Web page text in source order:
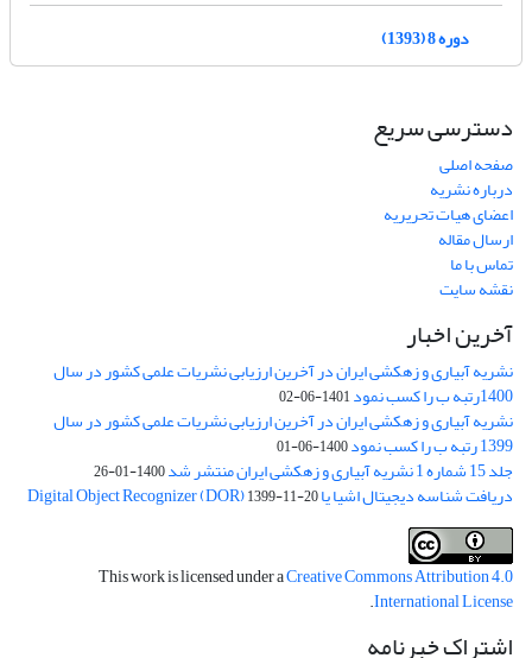
دوره 8 (1393)
دسترسی سریع
صفحه اصلی
درباره نشریه
اعضای هیات تحریریه
ارسال مقاله
تماس با ما
نقشه سایت
آخرین اخبار
نشریه آبیاری و زهکشی ایران در آخرین ارزیابی نشریات علمی کشور در سال
1400رتبه ب را کسب نمود 1401-06-02
نشریه آبیاری و زهکشی ایران در آخرین ارزیابی نشریات علمی کشور در سال
1399 رتبه ب را کسب نمود 1400-06-01
جلد 15 شماره 1 نشریه آبیاری و زهکشی ایران منتشر شد 1400-01-26
دریافت شناسه دیجیتال اشیا یا Digital Object Recognizer (DOR)1399-11-20
This work is licensed under aCreative Commons Attribution 4.0
International License
.
اشتراک خبرنامه